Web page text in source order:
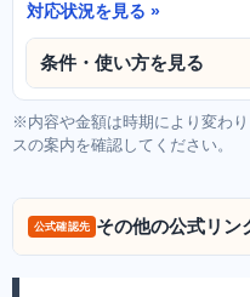
対応状況を見る
条件・使い方を見る
※内容や金額は時期により変わ
スの案内を確認してください。
公式確認先 その他の公式リン